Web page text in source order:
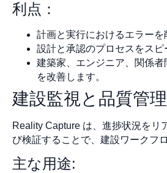
利点：
計画と実行におけるエラーを
設計と承認のプロセスをスピ
建築家、エンジニア、関係
を改善します。
建設監視と品質管理
Reality Capture は、進捗状況をリ
び検証することで、建設ワークフ
主な用途: